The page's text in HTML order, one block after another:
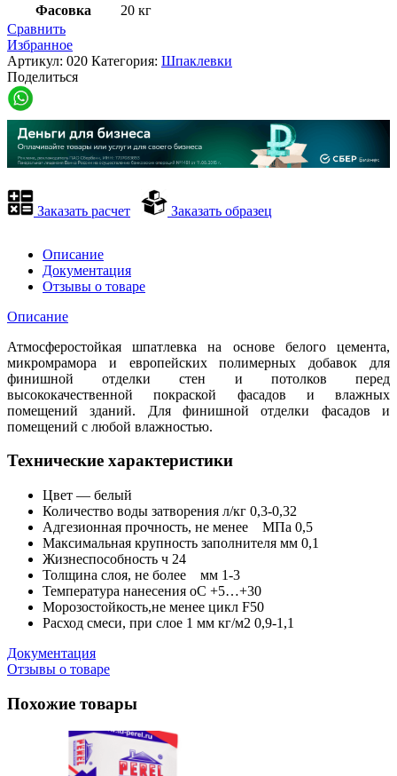
Фасовка
20 кг
Сравнить
Избранное
Артикул: 020 Категория: Шпаклевки
Поделиться
Заказать расчет Заказать образец
Описание
Документация
Отзывы о товаре
Описание
Атмосферостойкая шпатлевка на основе белого цемента,
микромрамора и европейских полимерных добавок для
финишной отделки стен и потолков перед
высококачественной покраской фасадов и влажных
помещений зданий. Для финишной отделки фасадов и
помещений с любой влажностью.
Технические характеристики
Цвет — белый
Количество воды затворения л/кг 0,3-0,32
Адгезионная прочность, не менее МПа 0,5
Максимальная крупность заполнителя мм 0,1
Жизнеспособность ч 24
Толщина слоя, не более мм 1-3
Температура нанесения оС +5…+30
Морозостойкость,не менее цикл F50
Расход смеси, при слое 1 мм кг/м2 0,9-1,1
Документация
Отзывы о товаре
Похожие товары